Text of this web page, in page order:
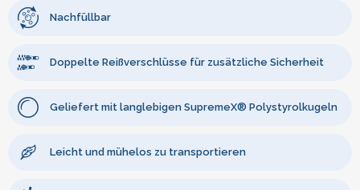
Nachfüllbar
Doppelte Reißverschlüsse für zusätzliche Sicherheit
Geliefert mit langlebigen SupremeX® Polystyrolkugeln
Leicht und mühelos zu transportieren